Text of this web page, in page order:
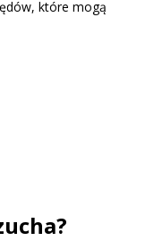
które mogą